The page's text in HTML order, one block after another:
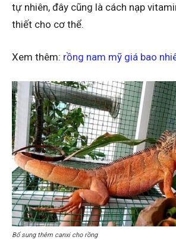
tự nhiên, đây cũng là cách nạp
thiết cho cơ thể.
Xem thêm: rồng nam mỹ giá bao
Bổ sung thêm canxi cho rồng